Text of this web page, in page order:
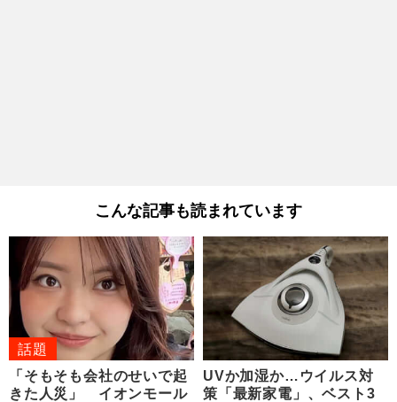
こんな記事も読まれています
話題
「そもそも会社のせいで起
きた人災」 イオンモール
UVか加湿か…ウイルス対
策「最新家電」、ベスト3